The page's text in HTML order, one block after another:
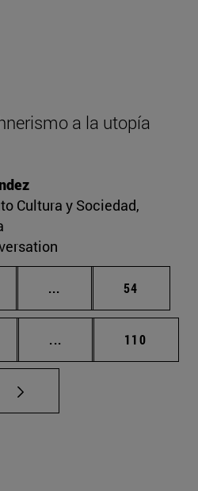
a la utopía
Cultura y Sociedad,
... Páginas intermedias
Página
54
... Páginas intermedias
Página
110